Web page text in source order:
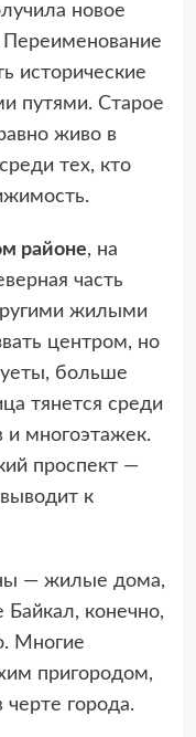
новое
Переименование
исторические
путями. Старое
живо в
тех, кто
районе, на
часть
жилыми
центром, но
больше
тянется среди
и многоэтажек.
проспект —
к
— жилые дома,
конечно,
Многие
пригородом,
города.